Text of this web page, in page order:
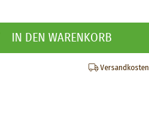
IN DEN WARENKORB
Versandkosten